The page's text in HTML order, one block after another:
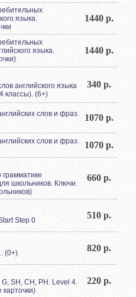
языка.
1440 р.
языка.
1440 р.
английского языка
классы). (6+)
340 р.
слов и фраз.
1070 р.
слов и фраз.
1070 р.
грамматике
школьников. Ключи.
660 р.
Step 0
510 р.
(0+)
820 р.
SH, CH, PH. Level 4.
220 р.